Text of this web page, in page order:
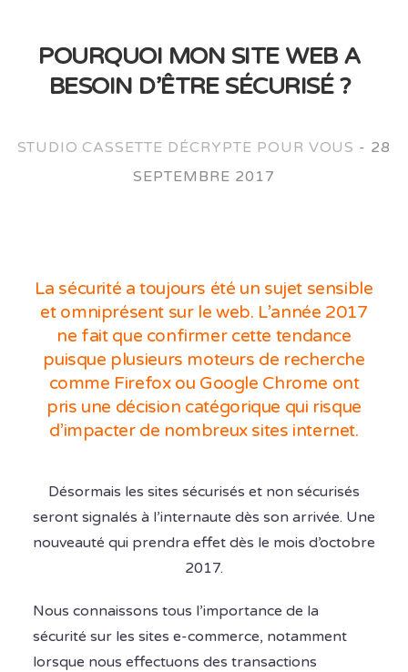
POURQUOI MON SITE WEB A
BESOIN D’ÊTRE SÉCURISÉ ?
STUDIO CASSETTE DÉCRYPTE POUR VOUS - 28
SEPTEMBRE 2017
La sécurité a toujours été un sujet sensible
et omniprésent sur le web. L’année 2017
ne fait que confirmer cette tendance
puisque plusieurs moteurs de recherche
comme Firefox ou Google Chrome ont
pris une décision catégorique qui risque
d’impacter de nombreux sites internet.
Désormais les sites sécurisés et non sécurisés
seront signalés à l’internaute dès son arrivée. Une
nouveauté qui prendra effet dès le mois d’octobre
2017.
Nous connaissons tous l’importance de la
sécurité sur les sites e-commerce, notamment
lorsque nous effectuons des transactions